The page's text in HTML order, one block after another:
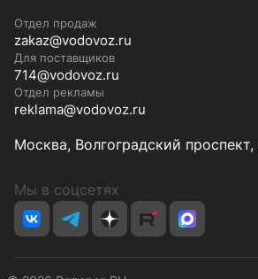
Отдел продаж
zakaz@vodovoz.ru
Для поставщиков
714@vodovoz.ru
Отдел рекламы
reklama@vodovoz.ru
Москва, Волгоградский проспект,
Мы в соцсетях